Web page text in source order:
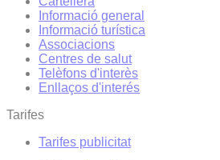
Informació general
Informació turística
Associacions
Centres de salut
Telèfons d'interès
Enllaços d'interés
Tarifes
Tarifes publicitat